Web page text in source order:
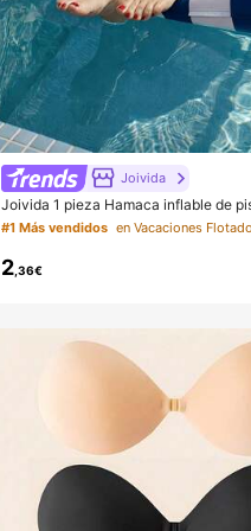
Joivida
Joivida 1 pieza Hamaca inflable de
- Tumbona de adulto a rayas, apta
estas y relajación, disponible en rosa,
o, verde, azul y otros colores, hamaca
ncial para la playa y la piscina,
#1 Más vendidos
2,36€